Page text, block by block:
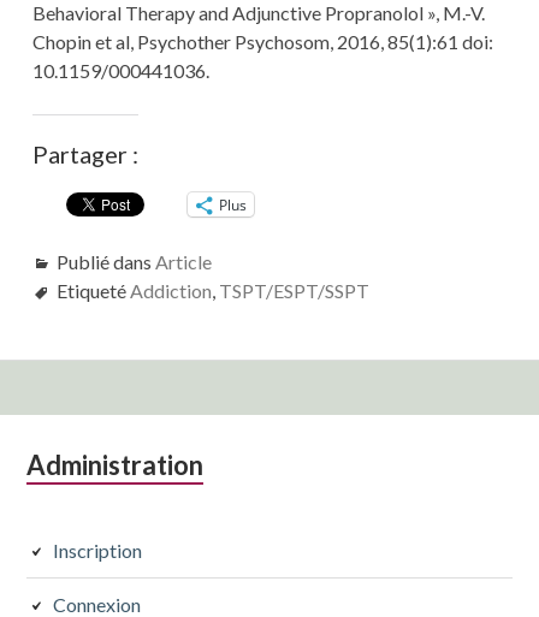
Behavioral Therapy and Adjunctive Propranolol », M.-V.
Chopin et al, Psychother Psychosom, 2016, 85(1):61 doi:
10.1159/000441036.
Partager :
Plus
Publié dans Article
EtiquetéAddiction, TSPT/ESPT/SSPT
Colonne
subsidiaire
Administration
Inscription
Connexion